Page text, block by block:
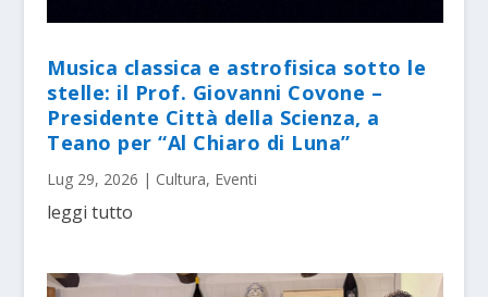
Musica classica e astrofisica sotto le
stelle: il Prof. Giovanni Covone –
Presidente Città della Scienza, a
Teano per “Al Chiaro di Luna”
Lug 29, 2026 | Cultura, Eventi
leggi tutto